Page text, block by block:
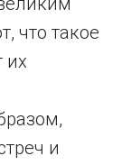
что такое
их
и